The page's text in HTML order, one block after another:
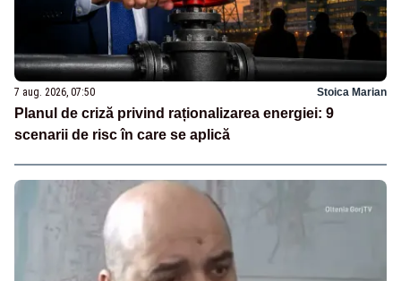
7 aug. 2026, 07:50 Stoica Marian
Planul de criză privind raționalizarea energiei: 9
scenarii de risc în care se aplică